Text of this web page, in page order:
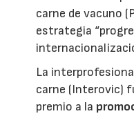
carne de vacuno
estrategia
La
carne (Interovic)
premio a la